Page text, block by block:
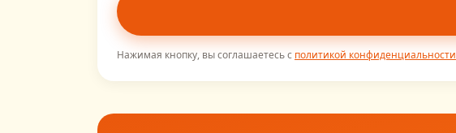
Нажимая кнопку, вы соглашаетесь с политикой конфиденциальности